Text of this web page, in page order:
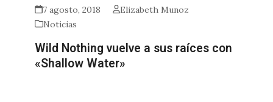
7 agosto, 2018
Elizabeth Munoz
Noticias
Wild Nothing vuelve a sus raíces con
«Shallow Water»